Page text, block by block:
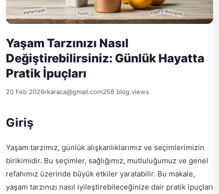
Yaşam Tarzınızı Nasıl
Değiştirebilirsiniz: Günlük Hayatta
Pratik İpuçları
20 Feb 2026rkaraca@gmail.com258 blog.views
Giriş
Yaşam tarzımız, günlük alışkanlıklarımız ve seçimlerimizin
birikimidir. Bu seçimler, sağlığımız, mutluluğumuz ve genel
refahımız üzerinde büyük etkiler yaratabilir. Bu makale,
yaşam tarzınızı nasıl iyileştirebileceğinize dair pratik ipuçları